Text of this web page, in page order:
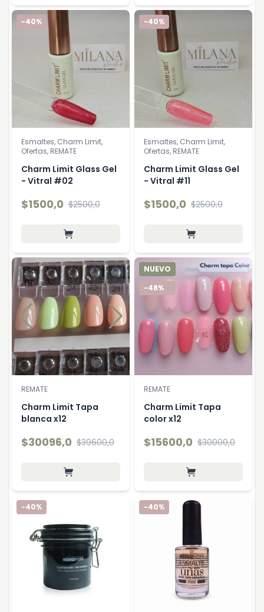
-40%
Esmaltes, Charm Limit,
Ofertas, REMATE
Charm Limit Glass Gel
- Vitral #02
$1500,0 $2500,0
-40%
Esmaltes, Charm Limit,
Ofertas, REMATE
Charm Limit Glass Gel
- Vitral #11
$1500,0 $2500,0
NUEVO
-24%
REMATE
Charm Limit Tapa
blanca x12
$30096,0 $39600,0
NUEVO
-48%
REMATE
Charm Limit Tapa
color x12
$15600,0 $30000,0
-40% -40%